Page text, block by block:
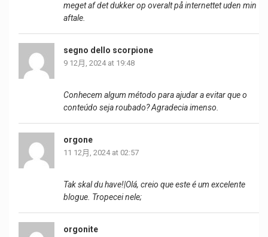
meget af det dukker op overalt på internettet uden min
aftale.
segno dello scorpione
9 12月, 2024 at 19:48
Conhecem algum método para ajudar a evitar que o
conteúdo seja roubado? Agradecia imenso.
orgone
11 12月, 2024 at 02:57
Tak skal du have!|Olá, creio que este é um excelente
blogue. Tropecei nele;
orgonite